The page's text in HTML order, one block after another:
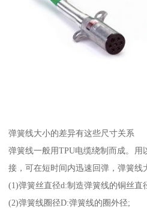
弹簧线大小的差异有这些尺寸关系
弹簧线一般用TPU电缆绕制而成。
接，可在短时间内迅速回弹，弹簧线
(1)弹簧丝直径d:制造弹簧线的铜丝直
(2)弹簧线圈径D:弹簧线的圈外径;